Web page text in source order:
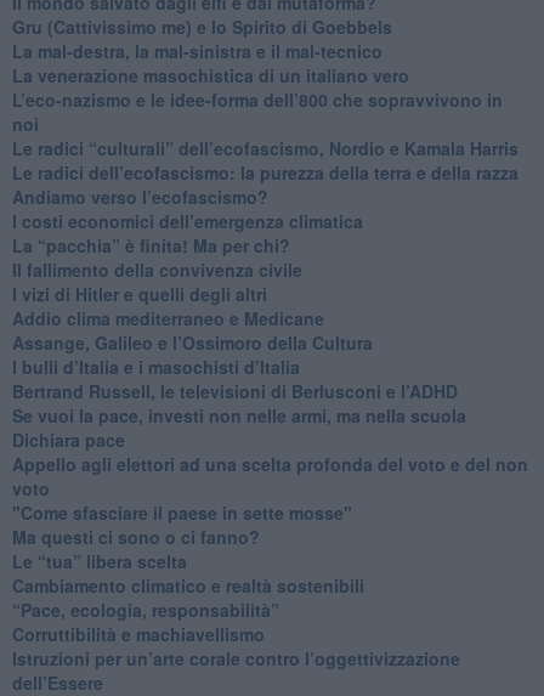
Gru (Cattivissimo me) e lo Spirito di Goebbels
​La mal-destra, la mal-sinistra e il mal-tecnico
​La venerazione masochistica di un italiano vero
​L’eco-nazismo e le idee-forma dell’800 che sopravvivono in
noi
​Le radici “culturali” dell’ecofascismo, Nordio e Kamala Harris
Le radici dell’ecofascismo: la purezza della terra e della razza
Andiamo verso l’ecofascismo?
I costi economici dell’emergenza climatica
​La “pacchia” è finita! Ma per chi?
​Il fallimento della convivenza civile
​I vizi di Hitler e quelli degli altri
Addio clima mediterraneo e Medicane
​Assange, Galileo e l’Ossimoro della Cultura
​I bulli d’Italia e i masochisti d’Italia
​Bertrand Russell, le televisioni di Berlusconi e l’ADHD
​Se vuoi la pace, investi non nelle armi, ma nella scuola
​Dichiara pace
​Appello agli elettori ad una scelta profonda del voto e del non
voto
"Come sfasciare il paese in sette mosse"
​Ma questi ci sono o ci fanno?
​Le “tua” libera scelta
Cambiamento climatico e realtà sostenibili
“Pace, ecologia, responsabilità”
​Corruttibilità e machiavellismo
Istruzioni per un’arte corale contro l’oggettivizzazione
dell’Essere